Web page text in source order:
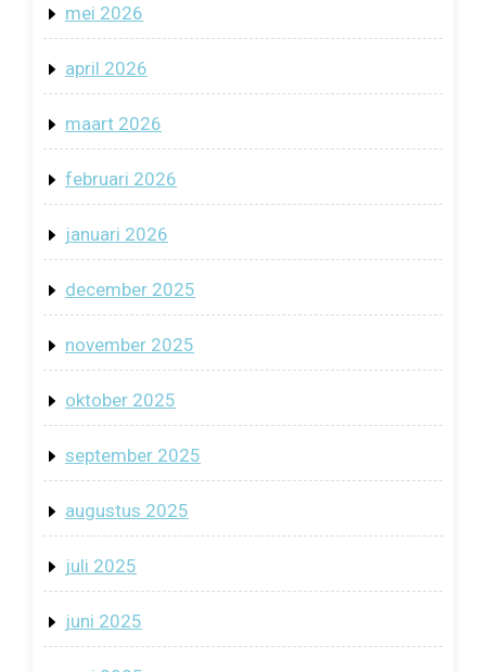
mei 2026
april 2026
maart 2026
februari 2026
januari 2026
december 2025
november 2025
oktober 2025
september 2025
augustus 2025
juli 2025
juni 2025